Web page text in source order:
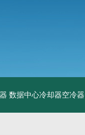
数据中心冷却器空冷器